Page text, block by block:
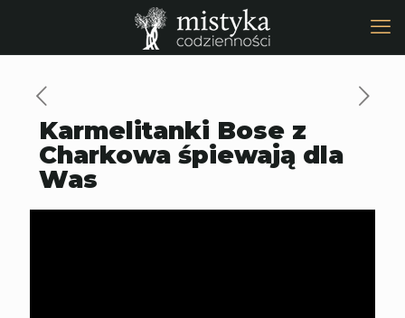
Karmelitanki Bose z
Charkowa śpiewają dla
Was